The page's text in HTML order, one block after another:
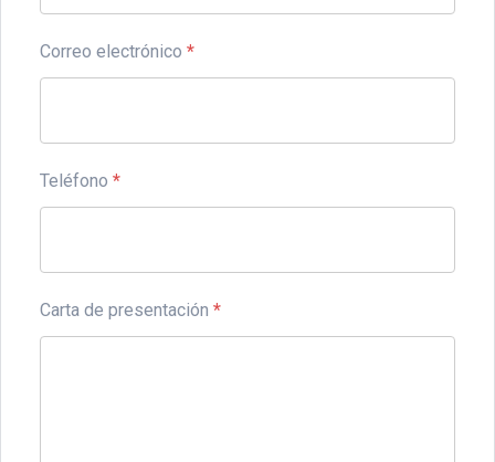
Correo electrónico *
Teléfono *
Carta de presentación *